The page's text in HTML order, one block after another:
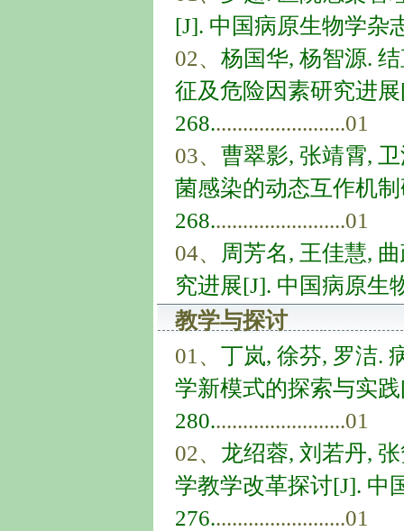
[J]. 中国病原生物学杂
02、 杨国华, 杨智源.
征及危险因素研究进
268.........................01
03、 曹翠影, 张靖霄,
菌感染的动态互作机
268.........................01
04、
周芳名, 王佳慧,
究进展[J]. 中国病原生
教学与探讨
01、 丁岚, 徐芬, 罗洁.
学新模式的探索与实
280.........................01
02、 龙绍蓉, 刘若丹,
学教学改革探讨[J]. 中
276.........................01